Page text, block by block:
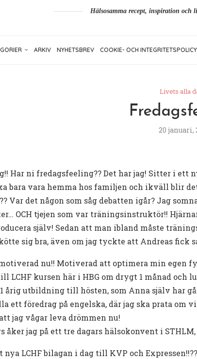
Hälsosamma recept, inspiration
ARKIV NYHETSBREV COOKIE- OCH INTEGRITETSPOLICY
Livets alla
20 januari,
Har ni fredagsfeeling?? Det har jag! Sitter i ett
bara vara hemma hos familjen och ikväll blir
Var det någon som såg debatten igår? Jag
OCH tjejen som var träningsinstruktör!!
själv! Sedan att man ibland måste
sig bra, även om jag tyckte att Andreas fick
nu!! Motiverad att optimera min egen
LCHF kursen här i HBG om drygt 1 månad och
årig utbildning till hösten, som Anna själv har
ett föredrag på engelska, där jag ska prata
jag vågar leva drömmen nu!
åker jag på ett tre dagars hälsokonvent i
LCHF bilagan i dag till KVP och Expressen!!??